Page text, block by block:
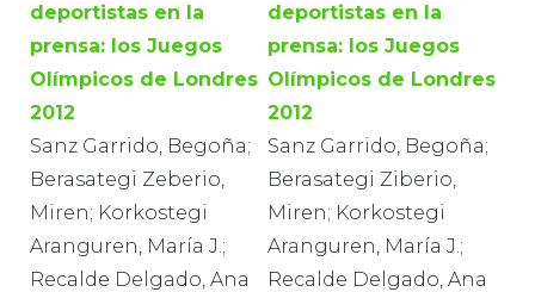
deportistas en la
prensa: los Juegos
Olímpicos de Londres
2012
Sanz Garrido, Begoña;
Berasategi Zeberio,
Miren; Korkostegi
Aranguren, María J.;
Recalde Delgado, Ana
deportistas en la
prensa: los Juegos
Olímpicos de Londres
2012
Sanz Garrido, Begoña;
Berasategi Ziberio,
Miren; Korkostegi
Aranguren, María J.;
Recalde Delgado, Ana